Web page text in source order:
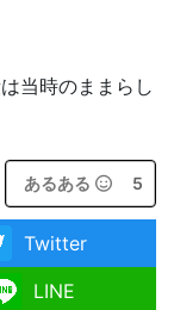
当時のままらし
あるある 5
Twitter
LINE